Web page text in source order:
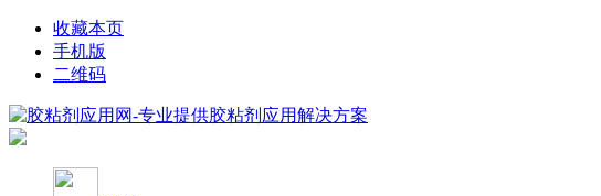
收藏本页
手机版
二维码